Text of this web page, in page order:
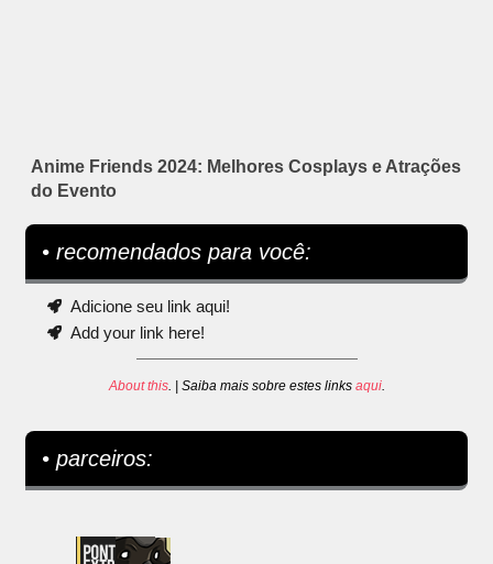
Anime Friends 2024: Melhores Cosplays e Atrações
do Evento
• recomendados para você:
Adicione seu link aqui!
Add your link here!
About this. | Saiba mais sobre estes links aqui.
• parceiros: